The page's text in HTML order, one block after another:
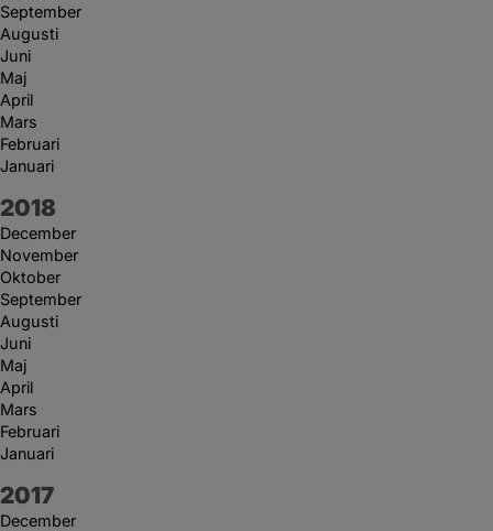
September
Augusti
Juni
Maj
April
Mars
Februari
Januari
År:
2018
December
November
Oktober
September
Augusti
Juni
Maj
April
Mars
Februari
Januari
År:
2017
December